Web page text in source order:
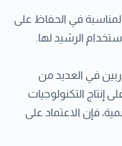
في الحفاظ على
الرشيد لها.
في العديد من
إنتاج التكنولوجيات
فإن الاعتماد على